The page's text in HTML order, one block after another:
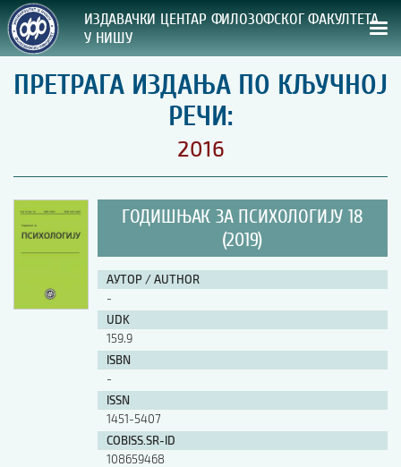
ИЗДАВАЧКИ ЦЕНТАР ФИЛОЗОФСКОГ ФАКУЛТЕТА
У НИШУ
СВА НАША ИЗДАЊА
ВРСТА ИЗДАЊА:
ПРЕГЛЕД
УПУТСТВА
УПУТСТВА
Правилник о издавачкој делатности
Упутство ауторима
Упутство уредницима
Изјава о ауторству
Изјава о лектури
Изјава о коришћењу ауторског дела
Упутство за бирање лиценце
Уговор са аутором
ПРЕТРАГА ИЗДАЊА ПО КЉУЧНОЈ
РЕЧИ:
2016
ГОДИШЊАК ЗА ПСИХОЛОГИЈУ 18
(2019)
АУТОР / AUTHOR
-
UDK
159.9
ISBN
-
ISSN
1451-5407
COBISS.SR-ID
108659468